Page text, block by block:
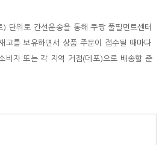
단위로 간선운송을 통해 쿠팡 풀필먼트센터
고를 보유하면서 상품 주문이 접수될 때마다
비자 또는 각 지역 거점(데포)으로 배송할 준